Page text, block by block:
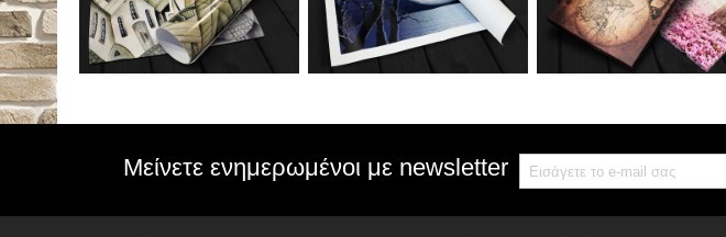
Μείνετε ενημερωμένοι με newsletter